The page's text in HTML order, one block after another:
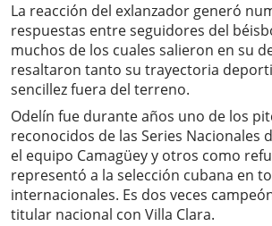
La reacción del exlanzador generó
respuestas entre seguidores del
muchos de los cuales salieron en su
resaltaron tanto su trayectoria
sencillez fuera del terreno.
Odelín fue durante años uno de los
reconocidos de las Series Nacionales
el equipo Camagüey y otros como
representó a la selección cubana en
internacionales. Es dos veces
titular nacional con Villa Clara.